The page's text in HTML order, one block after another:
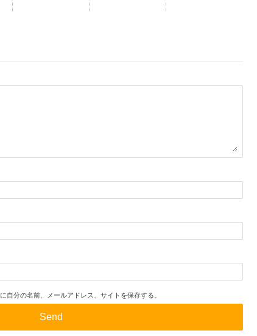
自分の名前、メールアドレス、サイトを保存する。